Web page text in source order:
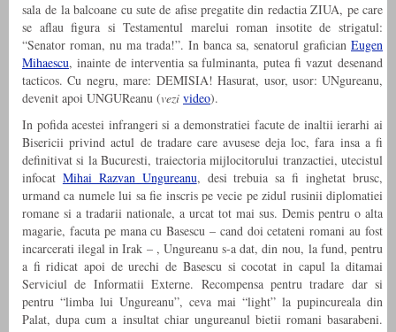
sala de la balcoane cu sute de afise pregatite din redactia ZIUA, pe care
se aflau figura si Testamentul marelui roman insotite de strigatul:
“Senator roman, nu ma trada!”. In banca sa, senatorul grafician Eugen
Mihaescu, inainte de interventia sa fulminanta, putea fi vazut desenand
tacticos. Cu negru, mare: DEMISIA! Hasurat, usor, usor: UNgureanu,
devenit apoi UNGUReanu (vezi video).
In pofida acestei infrangeri si a demonstratiei facute de inaltii ierarhi ai
Bisericii privind actul de tradare care avusese deja loc, fara insa a fi
definitivat si la Bucuresti, traiectoria mijlocitorului tranzactiei, utecistul
infocat Mihai Razvan Ungureanu, desi trebuia sa fi inghetat brusc,
urmand ca numele lui sa fie inscris pe vecie pe zidul rusinii diplomatiei
romane si a tradarii nationale, a urcat tot mai sus. Demis pentru o alta
magarie, facuta pe mana cu Basescu – cand doi cetateni romani au fost
incarcerati ilegal in Irak – , Ungureanu s-a dat, din nou, la fund, pentru
a fi ridicat apoi de urechi de Basescu si cocotat in capul la ditamai
Serviciul de Informatii Externe. Recompensa pentru tradare dar si
pentru “limba lui Ungureanu”, ceva mai “light” la pupincureala din
Palat, dupa cum a insultat chiar ungureanul bietii romani basarabeni.